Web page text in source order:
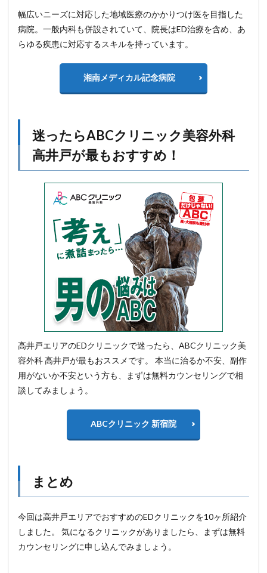
幅広いニーズに対応した地域医療のかかりつけ医を目指した
病院。一般内科も併設されていて、院長はED治療を含め、あ
らゆる疾患に対応するスキルを持っています。
湘南メディカル記念病院
迷ったらABCクリニック美容外科
高井戸が最もおすすめ！
高井戸エリアのEDクリニックで迷ったら、ABCクリニック美
容外科 高井戸が最もおススメです。 本当に治るか不安、副作
用がないか不安という方も、まずは無料カウンセリングで相
談してみましょう。
ABCクリニック 新宿院
まとめ
今回は高井戸エリアでおすすめのEDクリニックを10ヶ所紹介
しました。 気になるクリニックがありましたら、まずは無料
カウンセリングに申し込んでみましょう。